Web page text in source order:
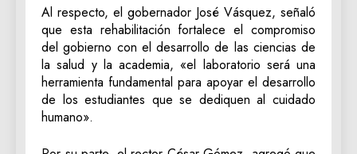
Al respecto, el gobernador José Vásquez, señaló
que esta rehabilitación fortalece el compromiso
del gobierno con el desarrollo de las ciencias de
la salud y la academia, «el laboratorio será una
herramienta fundamental para apoyar el desarrollo
de los estudiantes que se dediquen al cuidado
humano».